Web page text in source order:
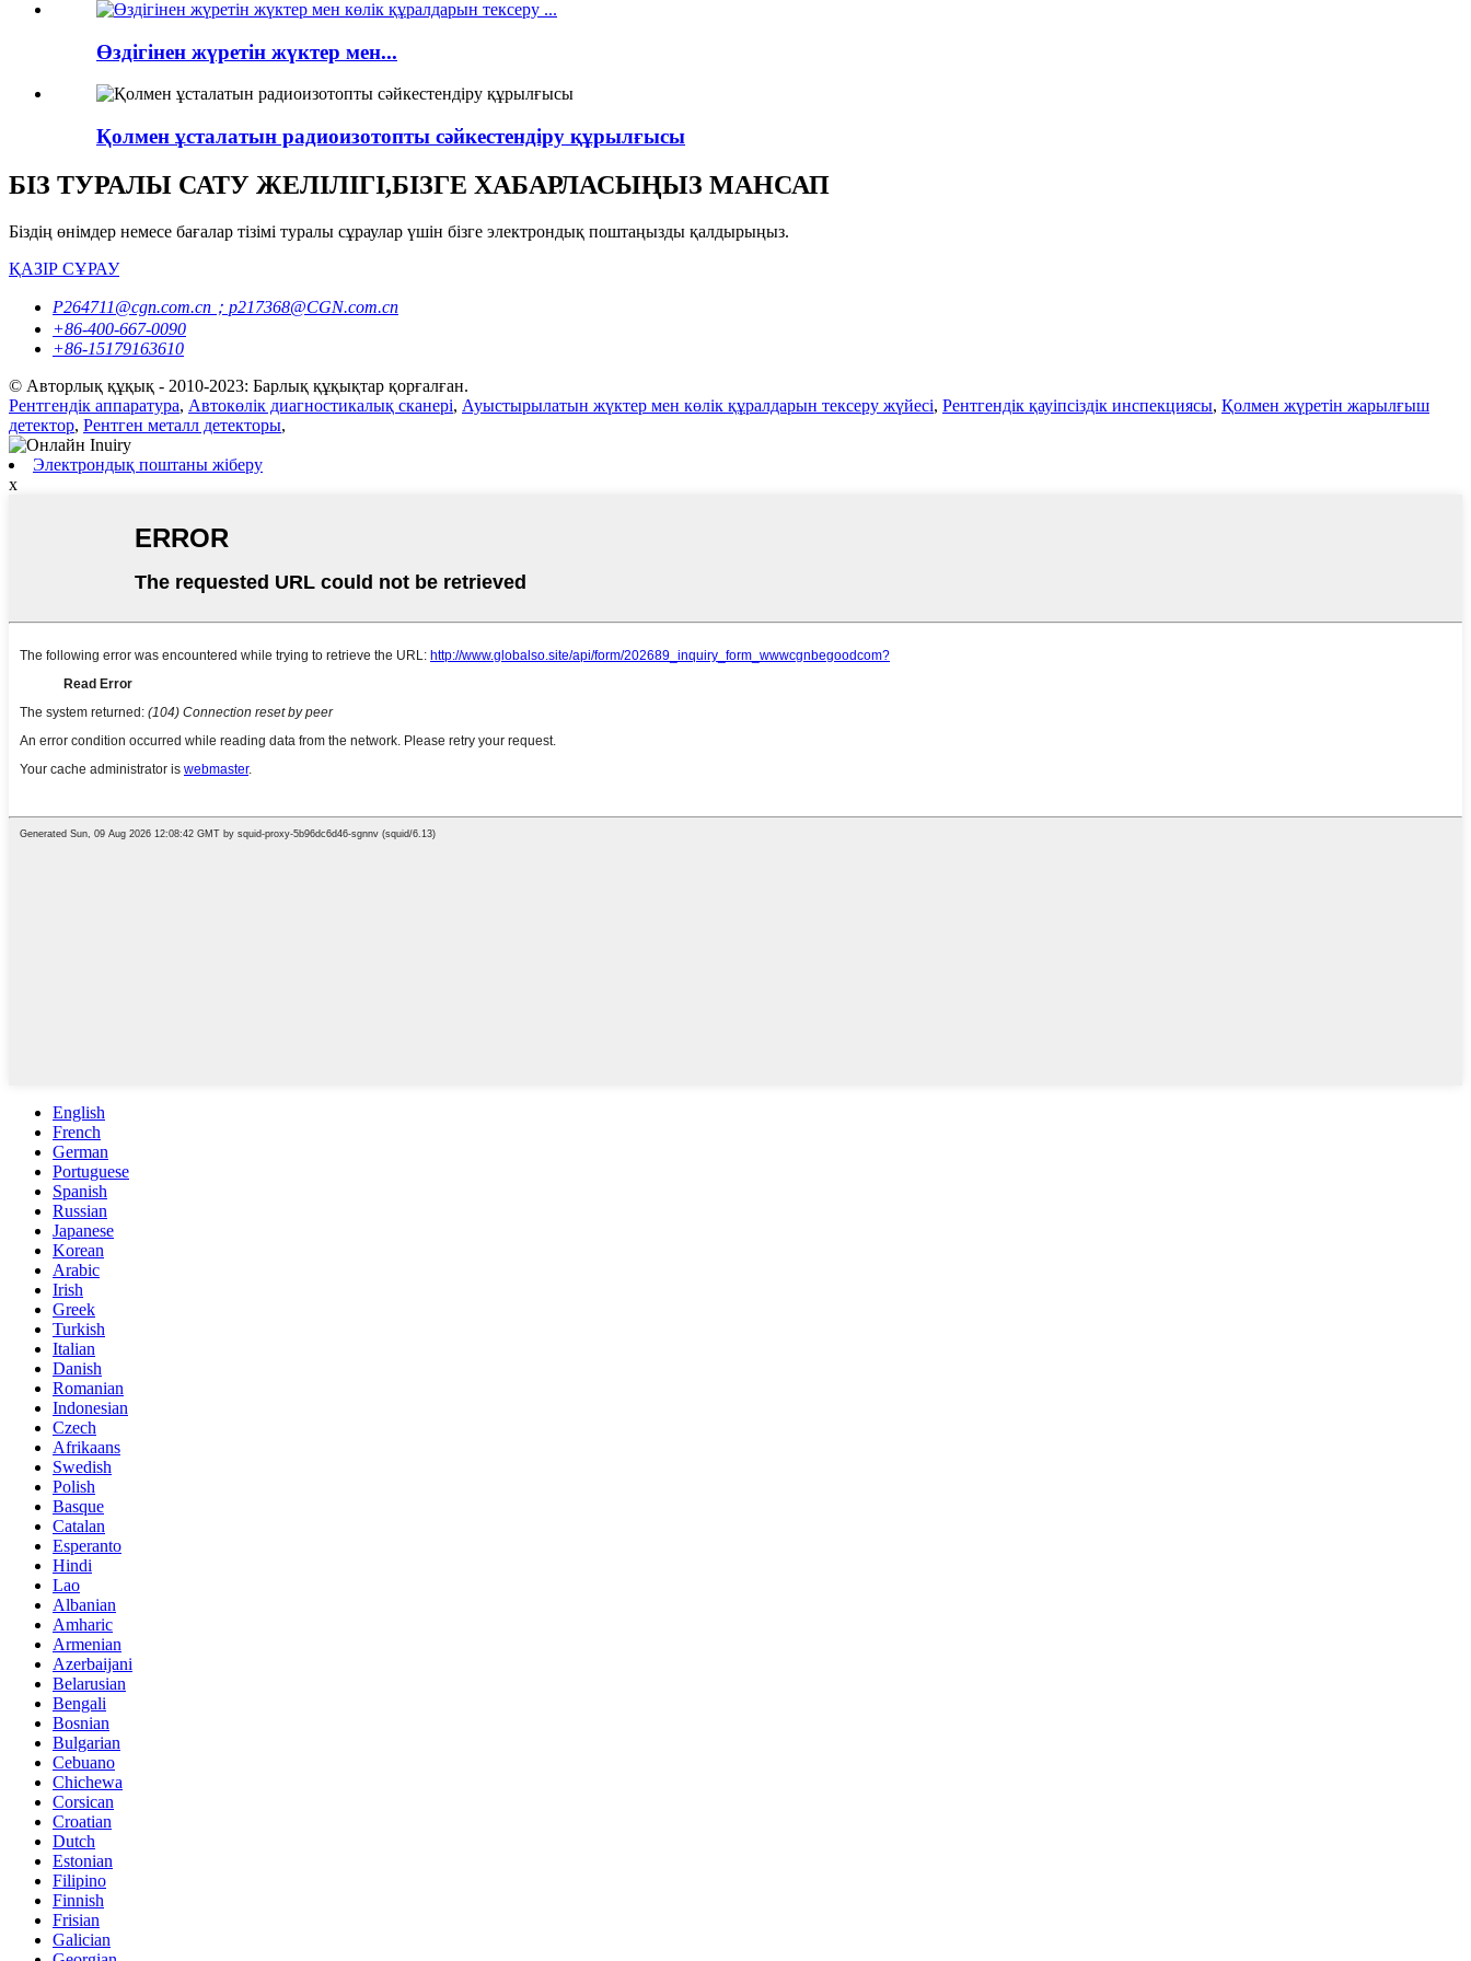
Өздігінен жүретін жүктер мен...
Қолмен ұсталатын радиоизотопты сәйкестендіру құрылғысы
БІЗ ТУРАЛЫ САТУ ЖЕЛІЛІГІ,БІЗГЕ ХАБАРЛАСЫҢЫЗ МАНСАП
Біздің өнімдер немесе бағалар тізімі туралы сұраулар үшін бізге электрондық поштаңызды қалдырыңыз.
ҚАЗІР СҰРАУ
P264711@cgn.com.cn；p217368@CGN.com.cn
+86-400-667-0090
+86-15179163610
© Авторлық құқық - 2010-2023: Барлық құқықтар қорғалған.
Рентгендік аппаратура, Автокөлік диагностикалық сканері, Ауыстырылатын жүктер мен көлік құралдарын тексеру жүйесі, Рентгендік қауіпсіздік инспекциясы, Қолмен жүретін жарылғыш
детектор, Рентген металл детекторы,
Электрондық поштаны жіберу
x
English
French
German
Portuguese
Spanish
Russian
Japanese
Korean
Arabic
Irish
Greek
Turkish
Italian
Danish
Romanian
Indonesian
Czech
Afrikaans
Swedish
Polish
Basque
Catalan
Esperanto
Hindi
Lao
Albanian
Amharic
Armenian
Azerbaijani
Belarusian
Bengali
Bosnian
Bulgarian
Cebuano
Chichewa
Corsican
Croatian
Dutch
Estonian
Filipino
Finnish
Frisian
Galician